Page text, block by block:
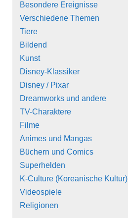
Besondere Ereignisse
Verschiedene Themen
Tiere
Bildend
Kunst
Disney-Klassiker
Disney / Pixar
Dreamworks und andere
TV-Charaktere
Filme
Animes und Mangas
Büchern und Comics
Superhelden
K-Culture (Koreanische Kultur)
Videospiele
Religionen